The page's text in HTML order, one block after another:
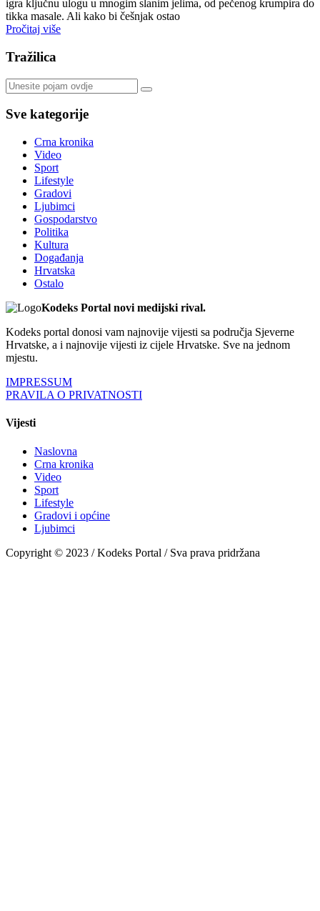
igra ključnu ulogu u mnogim slanim jelima, od pečenog krumpira do
tikka masale. Ali kako bi češnjak ostao
Pročitaj više
Tražilica
Sve kategorije
Crna kronika
Video
Sport
Lifestyle
Gradovi
Ljubimci
Gospodarstvo
Politika
Kultura
Događanja
Hrvatska
Ostalo
Kodeks Portal novi medijski rival.
Kodeks portal donosi vam najnovije vijesti sa područja Sjeverne
Hrvatske, a i najnovije vijesti iz cijele Hrvatske. Sve na jednom
mjestu.
IMPRESSUM
PRAVILA O PRIVATNOSTI
Vijesti
Naslovna
Crna kronika
Video
Sport
Lifestyle
Gradovi i općine
Ljubimci
Copyright © 2023 / Kodeks Portal / Sva prava pridržana